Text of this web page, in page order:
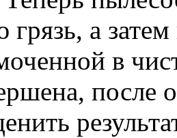
а
в
после